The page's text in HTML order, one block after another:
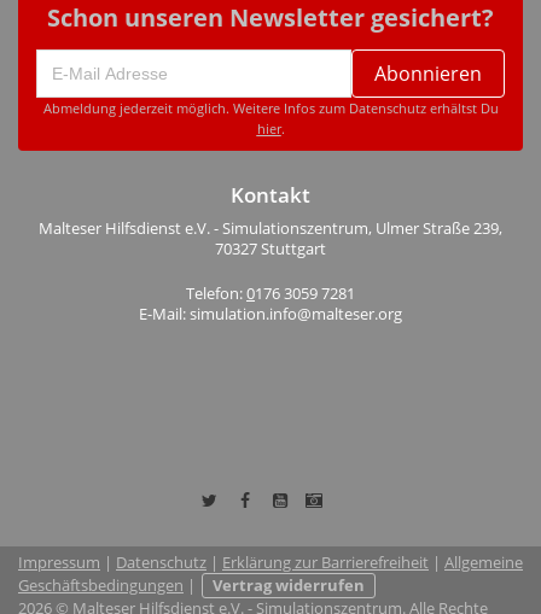
Schon unseren Newsletter gesichert?
Abonnieren
Abmeldung jederzeit möglich. Weitere Infos zum Datenschutz erhältst Du
hier.
Kontakt
Malteser Hilfsdienst e.V. - Simulationszentrum, Ulmer Straße 239,
70327 Stuttgart
Telefon:0176 3059 7281
E-Mail: simulation.info@malteser.org
Impressum Datenschutz Erklärung zur Barrierefreiheit
Allgemeine
Geschäftsbedingungen
Vertrag widerrufen
2026 © Malteser Hilfsdienst e.V. - Simulationszentrum. Alle Rechte